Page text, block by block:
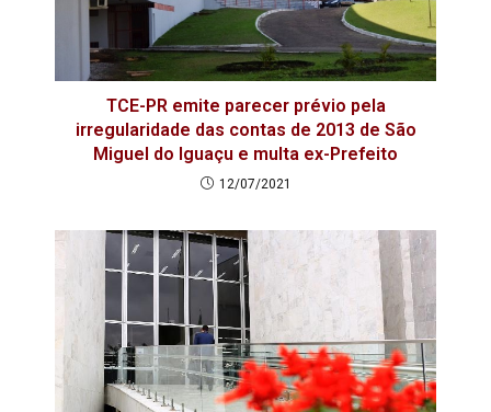
TCE-PR emite parecer prévio pela
irregularidade das contas de 2013 de São
Miguel do Iguaçu e multa ex-Prefeito
12/07/2021